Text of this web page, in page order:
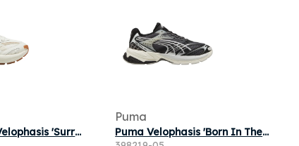
Puma Wmns Velophasis 'Surreal C' | Cream | Women's Size 6
Puma
Puma Velophasis 'Born In The 2000s' | Black | Men's Size 7.5